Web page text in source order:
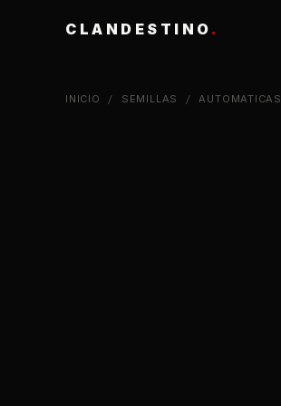
CLANDESTINO .
INICIO / SEMILLAS /AUTOMATICAS